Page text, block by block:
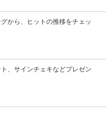
から、ヒットの推移をチェッ
、サインチェキなどプレゼン